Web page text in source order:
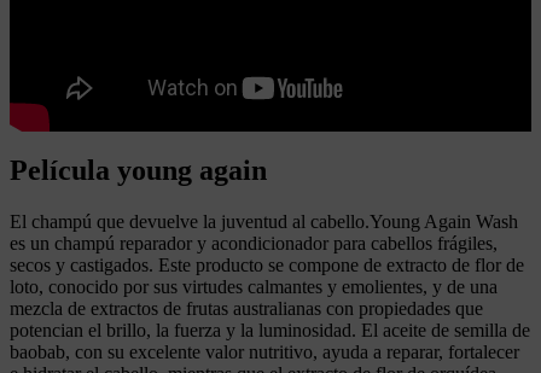
Película young again
El champú que devuelve la juventud al cabello.Young Again Wash
es un champú reparador y acondicionador para cabellos frágiles,
secos y castigados. Este producto se compone de extracto de flor de
loto, conocido por sus virtudes calmantes y emolientes, y de una
mezcla de extractos de frutas australianas con propiedades que
potencian el brillo, la fuerza y la luminosidad. El aceite de semilla de
baobab, con su excelente valor nutritivo, ayuda a reparar, fortalecer